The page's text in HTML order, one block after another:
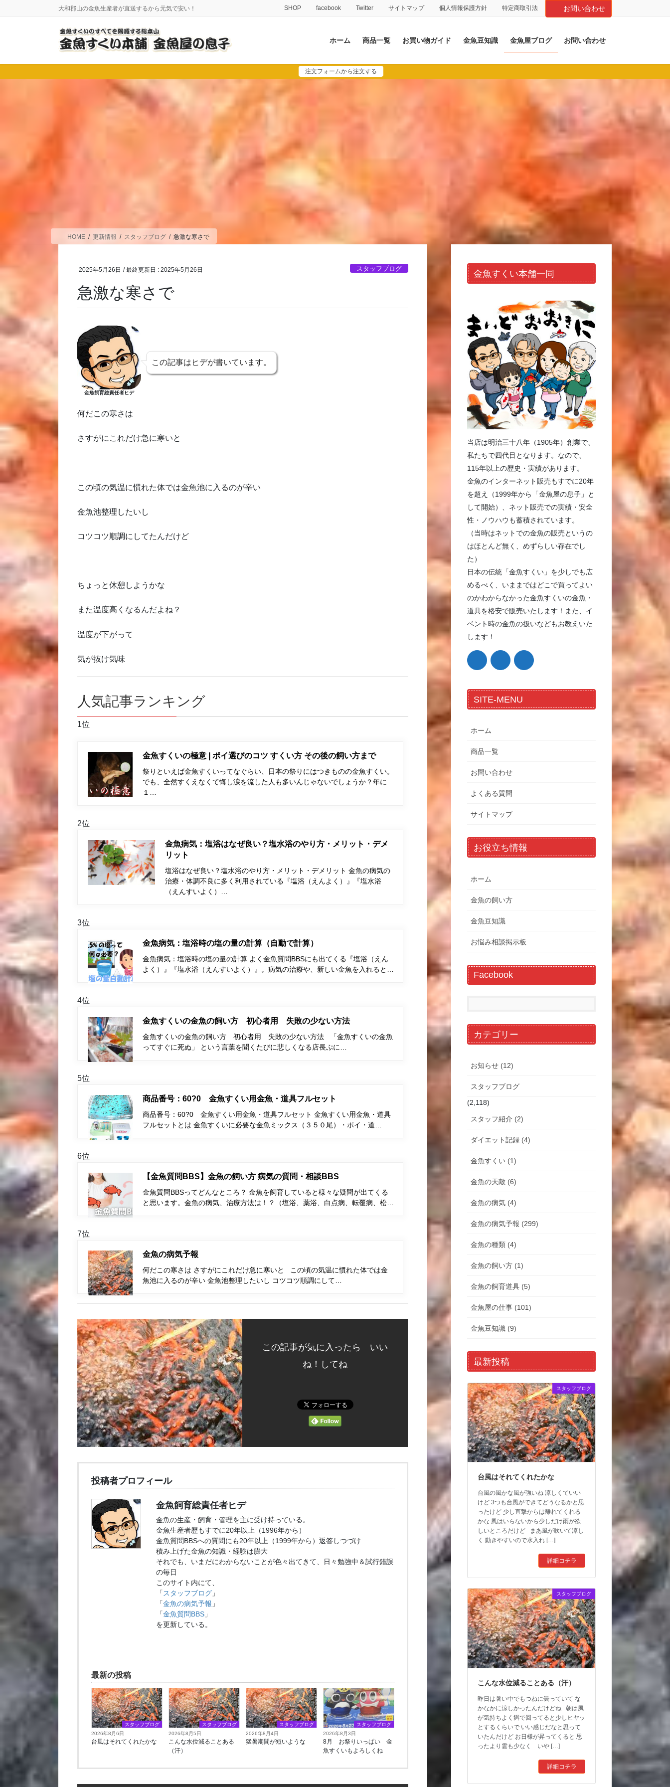
に
移
ョ
ン
大和郡山の金魚生産者が直送するから元気で安い！ SHOP facebook Twitter サイトマップ 個人情報保護方針 特定商取引法 お問い合わせ
ホーム 商品一覧 お買い物ガイド 金魚豆知識 金魚屋ブログ お問い合わせ
注文フォームから注文する
HOME 更新情報 スタッフブログ 急激な寒さで
2025年5月26日 / 最終更新日 :2025年5月26日 スタッフブログ
急激な寒さで
金魚飼育総責任者ヒデ
この記事はヒデが書いています。
何だこの寒さは
さすがにこれだけ急に寒いと
この頃の気温に慣れた体では金魚池に入るのが辛い
金魚池整理したいし
コツコツ順調にしてたんだけど
ちょっと休憩しようかな
また温度高くなるんだよね？
温度が下がって
気が抜け気味
人気記事ランキング
1位
金魚すくいの極意 | ポイ選びのコツ すくい方 その後の飼い方まで
祭りといえば金魚すくいってなぐらい、日本の祭りにはつきものの金魚すくい。
でも、全然すくえなくて悔し涙を流した人も多いんじゃないでしょうか？年に
１…
2位
金魚病気：塩浴はなぜ良い？塩水浴のやり方・メリット・デメ
リット
塩浴はなぜ良い？塩水浴のやり方・メリット・デメリット 金魚の病気の
治療・体調不良に多く利用されている『塩浴（えんよく）』『塩水浴
（えんすいよく）…
3位
金魚病気：塩浴時の塩の量の計算（自動で計算）
金魚病気：塩浴時の塩の量の計算 よく金魚質問BBSにも出てくる『塩浴（えん
よく）』『塩水浴（えんすいよく）』。病気の治療や、新しい金魚を入れると…
4位
金魚すくいの金魚の飼い方 初心者用 失敗の少ない方法
金魚すくいの金魚の飼い方 初心者用 失敗の少ない方法 「金魚すくいの金魚
ってすぐに死ぬ」 という言葉を聞くたびに悲しくなる店長ぷに…
5位
商品番号：60?0 金魚すくい用金魚・道具フルセット
商品番号：60?0 金魚すくい用金魚・道具フルセット 金魚すくい用金魚・道具
フルセットとは 金魚すくいに必要な金魚ミックス（３５０尾）・ポイ・道…
6位
【金魚質問BBS】金魚の飼い方 病気の質問・相談BBS
金魚質問BBSってどんなところ？ 金魚を飼育していると様々な疑問が出てくる
と思います。金魚の病気、治療方法は！？（塩浴、薬浴、白点病、転覆病、松…
7位
金魚の病気予報
何だこの寒さは さすがにこれだけ急に寒いと この頃の気温に慣れた体では金
魚池に入るのが辛い 金魚池整理したいし コツコツ順調にして…
この記事が気に入ったら いい
ね！してね
投稿者プロフィール
金魚飼育総責任者ヒデ
金魚の生産・飼育・管理を主に受け持っている。
金魚生産者歴もすでに20年以上（1996年から）
金魚質問BBSへの質問にも20年以上（1999年から）返答しつづけ
積み上げた金魚の知識・経験は膨大
それでも、いまだにわからないことが色々出てきて、日々勉強中＆試行錯誤
の毎日
このサイト内にて、
「スタッフブログ 」
「金魚の病気予報 」
「金魚質問BBS 」
を更新している。
最新の投稿
スタッフブログ
2026年8月6日
台風はそれてくれたかな
スタッフブログ
2026年8月5日
こんな水位減ることある
（汗）
スタッフブログ
2026年8月4日
猛暑期間が短いような
スタッフブログ
2026年8月3日
8月 お祭りいっぱい 金
魚すくいもよろしくね
金魚すくい本舗一同
当店は明治三十八年（1905年）創業で、
私たちで四代目となります。なので、
115年以上の歴史・実績があります。
金魚のインターネット販売もすでに20年
を超え（1999年から「金魚屋の息子」と
して開始）、ネット販売での実績・安全
性・ノウハウも蓄積されています。
（当時はネットでの金魚の販売というの
はほとんど無く、めずらしい存在でし
た）
日本の伝統「金魚すくい」を少しでも広
めるべく、いままではどこで買ってよい
のかわからなかった金魚すくいの金魚・
道具を格安で販売いたします！また、イ
ベント時の金魚の扱いなどもお教えいた
します！
SITE-MENU
ホーム
商品一覧
お問い合わせ
よくある質問
サイトマップ
お役立ち情報
ホーム
金魚の飼い方
金魚豆知識
お悩み相談掲示板
Facebook
カテゴリー
お知らせ (12)
スタッフブログ
(2,118)
スタッフ紹介 (2)
ダイエット記録 (4)
金魚すくい (1)
金魚の天敵 (6)
金魚の病気 (4)
金魚の病気予報 (299)
金魚の種類 (4)
金魚の飼い方 (1)
金魚の飼育道具 (5)
金魚屋の仕事 (101)
金魚豆知識 (9)
最新投稿
スタッフブログ
台風はそれてくれたかな
台風の風かな風が強いね 涼しくていい
けど 3つも台風ができてどうなるかと思
ったけど 少し直撃からは離れてくれる
かな 風はいらないから少しだけ雨が欲
しいところだけど まあ風が吹いて涼し
く 動きやすいので水入れ […]
詳細コチラ
スタッフブログ
こんな水位減ることある（汗）
昨日は暑い中でもつねに曇っていて な
かなかに涼しかったんだけどね 朝は風
が気持ちよく餌で回ってると少しヒヤッ
とするくらいで いい感じだなと思って
いたんだけど お日様が昇ってくると 思
ったより雲も少なく いや […]
詳細コチラ